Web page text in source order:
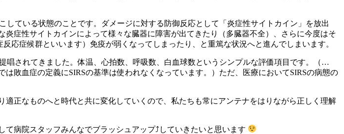
ている状態のことです。ダメージに対する防御反応として「炎症性サイトカイン」を放出
症性サイトカインによって様々な臓器に障害が出てきたり（多臓器不全）、さらに今度はそ
応症候群といいます）免疫が弱くなってしまったり、と重篤な状況へと進んでしまいます。
唱されてきました。体温、心拍数、呼吸数、白血球数というシンプルな評価項目です。（…
敗血症の定義にSIRSの基準は使われなくなっています。）ただ、医療においてSIRSの病態の
正なものへと時代と共に変化していくので、私たちも常にアンテナをはりながら正しく理解
病院スタッフみんなでブラッシュアップ⤴︎していきたいと思います